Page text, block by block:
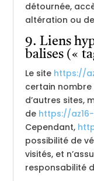
détournée,
altération ou
9. Liens
balises («
Le site https://
certain nombre
d’autres sites,
de https://
Cependant,
possibilité de
visités, et
responsabilité